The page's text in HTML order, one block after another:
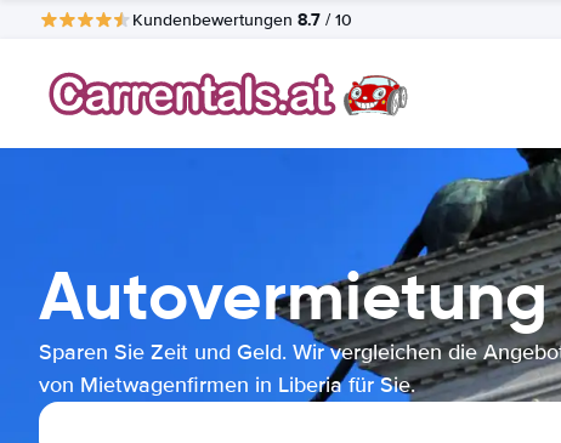
Kundenbewertungen 8.7 / 10
Sparen Sie Zeit und Geld. Wir vergleichen die
von Mietwagenfirmen in Liberia für Sie.